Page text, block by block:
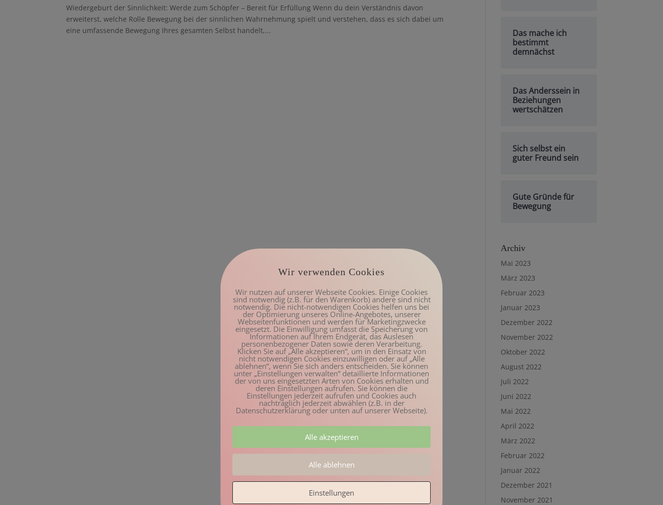
Wiedergeburt der Sinnlichkeit: Werde zum Schöpfer – Bereit für Erfüllung Wenn du dein Verständnis davon
erweiterst, welche Rolle Bewegung bei der sinnlichen Wahrnehmung spielt und verstehen, dass es sich dabei um
eine umfassende Bewegung Ihres gesamten Selbst handelt,...
Das mache ich
bestimmt
demnächst
Das Anderssein in
Beziehungen
wertschätzen
Sich selbst ein
guter Freund sein
Gute Gründe für
Bewegung
Archiv
Mai 2023
März 2023
Februar 2023
Januar 2023
Dezember 2022
November 2022
Oktober 2022
August 2022
Juli 2022
Juni 2022
Mai 2022
April 2022
März 2022
Februar 2022
Januar 2022
Dezember 2021
November 2021
Wir verwenden Cookies
Wir nutzen auf unserer Webseite Cookies. Einige Cookies
sind notwendig (z.B. für den Warenkorb) andere sind nicht
notwendig. Die nicht-notwendigen Cookies helfen uns bei
der Optimierung unseres Online-Angebotes, unserer
Webseitenfunktionen und werden für Marketingzwecke
eingesetzt. Die Einwilligung umfasst die Speicherung von
Informationen auf Ihrem Endgerät, das Auslesen
personenbezogener Daten sowie deren Verarbeitung.
Klicken Sie auf „Alle akzeptieren“, um in den Einsatz von
nicht notwendigen Cookies einzuwilligen oder auf „Alle
ablehnen“, wenn Sie sich anders entscheiden. Sie können
unter „Einstellungen verwalten“ detaillierte Informationen
der von uns eingesetzten Arten von Cookies erhalten und
deren Einstellungen aufrufen. Sie können die
Einstellungen jederzeit aufrufen und Cookies auch
nachträglich jederzeit abwählen (z.B. in der
Datenschutzerklärung oder unten auf unserer Webseite).
Alle akzeptieren
Alle ablehnen
Einstellungen